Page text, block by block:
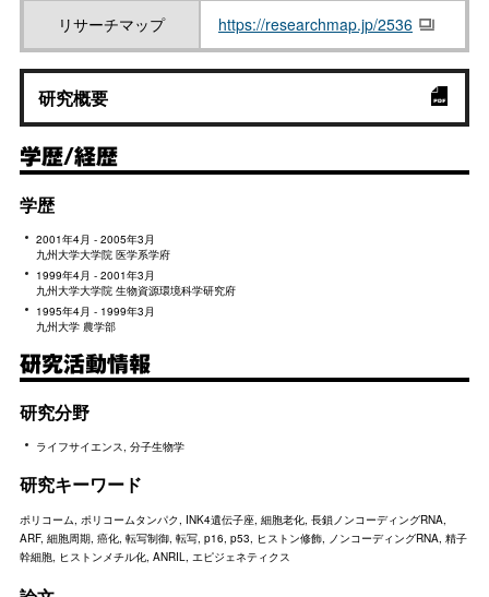
リサーチマップ https://researchmap.jp/2536
研究概要
学歴/経歴
学歴
2001年4月 - 2005年3月
九州大学大学院 医学系学府
1999年4月 - 2001年3月
九州大学大学院 生物資源環境科学研究府
1995年4月 - 1999年3月
九州大学 農学部
研究活動情報
研究分野
ライフサイエンス, 分子生物学
研究キーワード
ポリコーム, ポリコームタンパク, INK4遺伝子座, 細胞老化, 長鎖ノンコーディングRNA,
ARF, 細胞周期, 癌化, 転写制御, 転写, p16, p53, ヒストン修飾, ノンコーディングRNA, 精子
幹細胞, ヒストンメチル化, ANRIL, エピジェネティクス